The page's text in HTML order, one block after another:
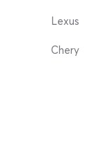
Lexus
Chery